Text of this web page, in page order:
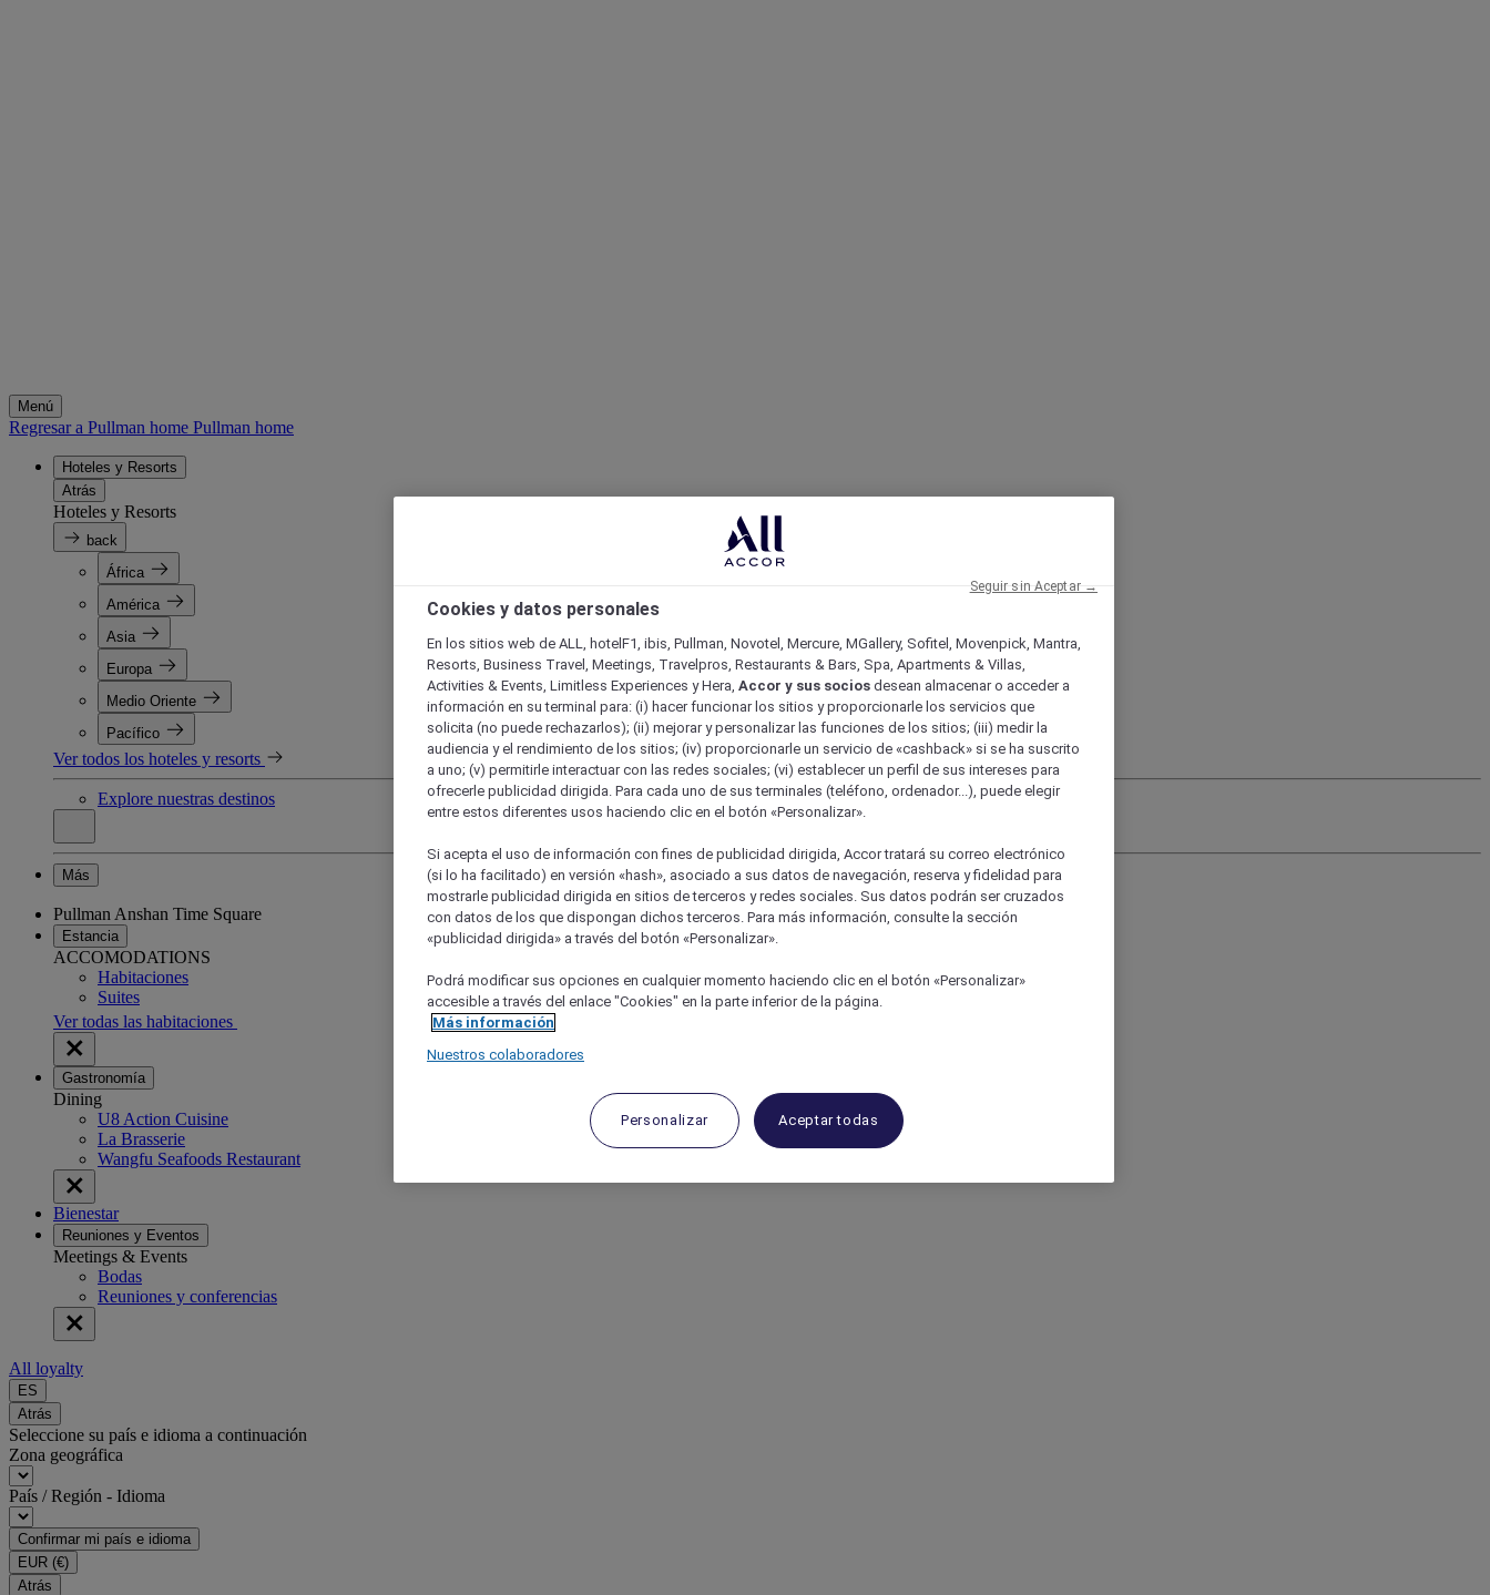
Menú
Regresar a Pullman home Pullman home
Hoteles y Resorts
Atrás
Hoteles y Resorts
back
África
América
Asia
Europa
Medio Oriente
Pacífico
Ver todos los hoteles y resorts
Explore nuestras destinos
Más
Pullman Anshan Time Square
Estancia
ACCOMODATIONS
Habitaciones
Suites
Ver todas las habitaciones
Gastronomía
Dining
U8 Action Cuisine
La Brasserie
Wangfu Seafoods Restaurant
Bienestar
Reuniones y Eventos
Meetings & Events
Bodas
Reuniones y conferencias
All loyalty
ES
Atrás
Seleccione su país e idioma a continuación
Zona geográfica
País / Región - Idioma
Confirmar mi país e idioma
EUR (€)
Atrás
Cookies y datos personales
En los sitios web de ALL, hotelF1, ibis, Pullman, Novotel, Mercure, MGallery, Sofitel, Movenpick, Mantra,
Resorts, Business Travel, Meetings, Travelpros, Restaurants & Bars, Spa, Apartments & Villas,
Activities & Events, Limitless Experiences y Hera, Accor y sus socios desean almacenar o acceder a
información en su terminal para: (i) hacer funcionar los sitios y proporcionarle los servicios que
solicita (no puede rechazarlos); (ii) mejorar y personalizar las funciones de los sitios; (iii) medir la
audiencia y el rendimiento de los sitios; (iv) proporcionarle un servicio de «cashback» si se ha suscrito
a uno; (v) permitirle interactuar con las redes sociales; (vi) establecer un perfil de sus intereses para
ofrecerle publicidad dirigida. Para cada uno de sus terminales (teléfono, ordenador...), puede elegir
entre estos diferentes usos haciendo clic en el botón «Personalizar».
Si acepta el uso de información con fines de publicidad dirigida, Accor tratará su correo electrónico
(si lo ha facilitado) en versión «hash», asociado a sus datos de navegación, reserva y fidelidad para
mostrarle publicidad dirigida en sitios de terceros y redes sociales. Sus datos podrán ser cruzados
con datos de los que dispongan dichos terceros. Para más información, consulte la sección
«publicidad dirigida» a través del botón «Personalizar».
Podrá modificar sus opciones en cualquier momento haciendo clic en el botón «Personalizar»
accesible a través del enlace "Cookies" en la parte inferior de la página.
Más información
Nuestros colaboradores
Personalizar Aceptar todas
Seguir sin Aceptar →